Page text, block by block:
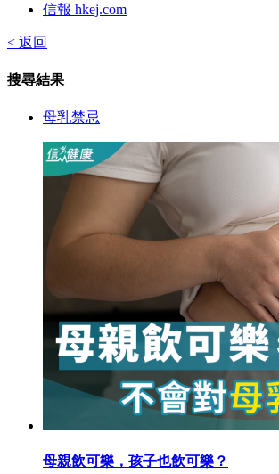
信報 hkej.com
< 返回
搜尋結果
母乳禁忌
母親飲可樂，孩子也飲可樂？